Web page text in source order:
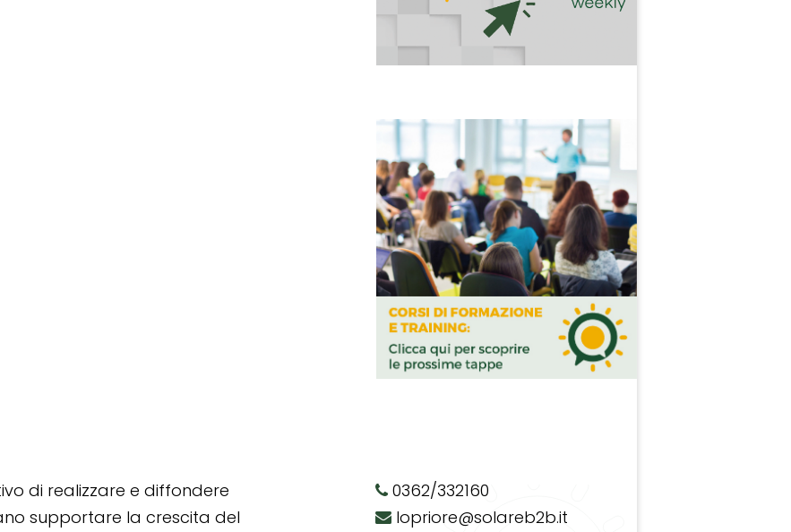
di realizzare e diffondere
supportare la crescita del
0362/332160
lopriore@solareb2b.it